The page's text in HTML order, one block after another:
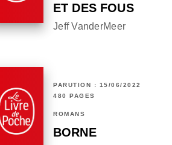
ET DES FOUS
Jeff VanderMeer
PARUTION : 15/06/2022
480 PAGES
ROMANS
BORNE